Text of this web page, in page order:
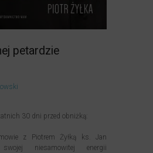
petardzie
30 dni przed obniżką:
z Piotrem Żyłką ks. Jan
niesamowitej energii